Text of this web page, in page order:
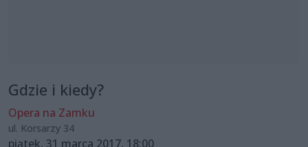
Gdzie i kiedy?
Opera na Zamku
ul. Korsarzy 34
piątek, 31 marca 2017, 18:00